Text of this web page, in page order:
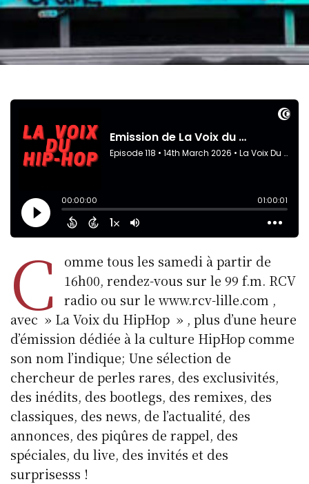
C
omme tous les samedi à partir de
16h00, rendez-vous sur le 99 f.m. RCV
radio ou sur le www.rcv-lille.com ,
avec » La Voix du HipHop » , plus d’une heure
d’émission dédiée à la culture HipHop comme
son nom l’indique; Une sélection de
chercheur de perles rares, des exclusivités,
des inédits, des bootlegs, des remixes, des
classiques, des news, de l’actualité, des
annonces, des piqûres de rappel, des
spéciales, du live, des invités et des
surprisesss !